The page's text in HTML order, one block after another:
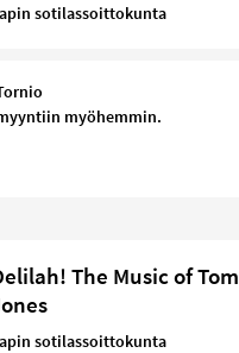
sotilassoittokunta
myöhemmin.
The Music of Tom
sotilassoittokunta